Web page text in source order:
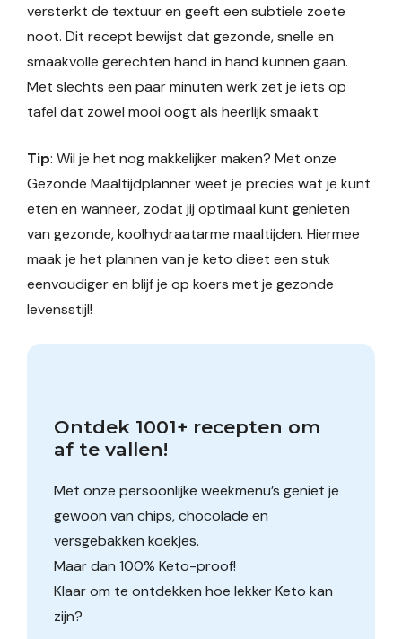
versterkt de textuur en geeft een subtiele zoete
noot. Dit recept bewijst dat gezonde, snelle en
smaakvolle gerechten hand in hand kunnen gaan.
Met slechts een paar minuten werk zet je iets op
tafel dat zowel mooi oogt als heerlijk smaakt
Tip: Wil je het nog makkelijker maken? Met onze
Gezonde Maaltijdplanner weet je precies wat je kunt
eten en wanneer, zodat jij optimaal kunt genieten
van gezonde, koolhydraatarme maaltijden. Hiermee
maak je het plannen van je keto dieet een stuk
eenvoudiger en blijf je op koers met je gezonde
levensstijl!
Ontdek 1001+ recepten om
af te vallen!
Met onze persoonlijke weekmenu’s geniet je
gewoon van chips, chocolade en
versgebakken koekjes.
Maar dan 100% Keto-proof!
Klaar om te ontdekken hoe lekker Keto kan
zijn?